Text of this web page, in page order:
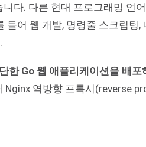
다. 다른 현대 프로그래밍 언
들어 웹 개발, 명령줄 스크립팅,
한 Go 웹 애플리케이션을 배포
역방향 프록시(reverse